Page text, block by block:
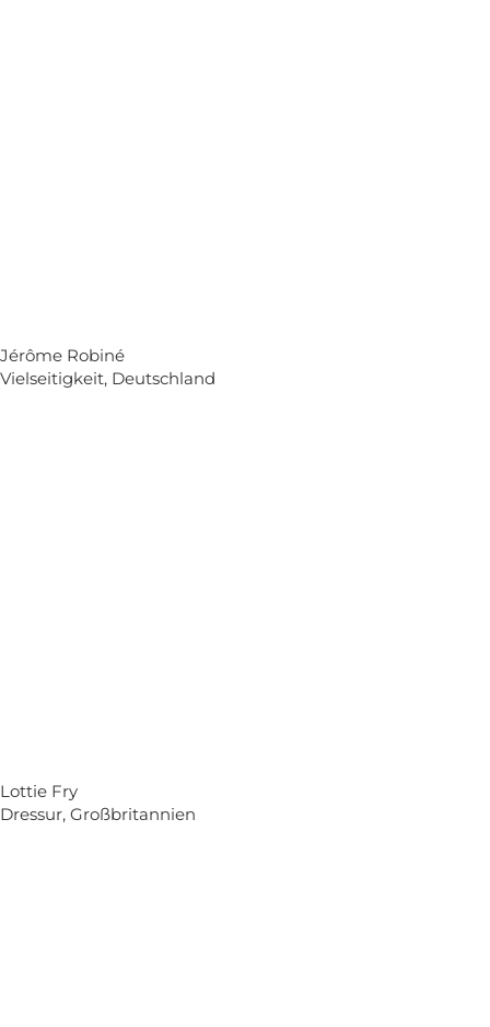
Jérôme Robiné
Vielseitigkeit, Deutschland
Lottie Fry
Dressur, Großbritannien